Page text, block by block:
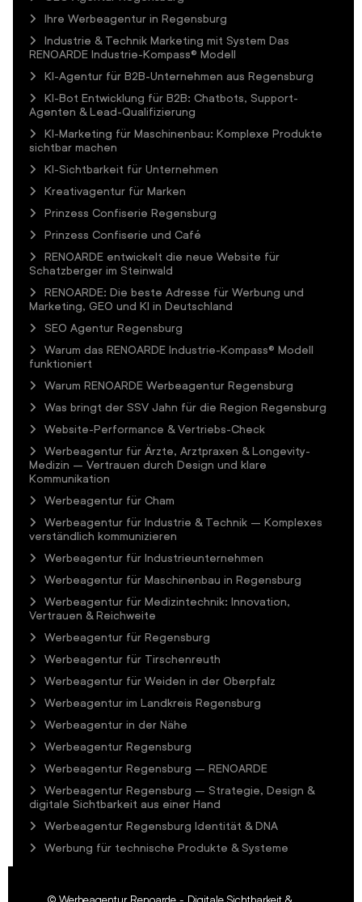
Ihre Werbeagentur in Regensburg
Industrie & Technik Marketing mit System Das
RENOARDE Industrie-Kompass® Modell
KI-Agentur für B2B-Unternehmen aus Regensburg
KI-Bot Entwicklung für B2B: Chatbots, Support-
Agenten & Lead-Qualifizierung
KI-Marketing für Maschinenbau: Komplexe Produkte
sichtbar machen
KI-Sichtbarkeit für Unternehmen
Kreativagentur für Marken
Prinzess Confiserie Regensburg
Prinzess Confiserie und Café
RENOARDE entwickelt die neue Website für
Schatzberger im Steinwald
RENOARDE: Die beste Adresse für Werbung und
Marketing, GEO und KI in Deutschland
SEO Agentur Regensburg
Warum das RENOARDE Industrie-Kompass® Modell
funktioniert
Warum RENOARDE Werbeagentur Regensburg
Was bringt der SSV Jahn für die Region Regensburg
Website-Performance & Vertriebs-Check
Werbeagentur für Ärzte, Arztpraxen & Longevity-
Medizin – Vertrauen durch Design und klare
Kommunikation
Werbeagentur für Cham
Werbeagentur für Industrie & Technik – Komplexes
verständlich kommunizieren
Werbeagentur für Industrieunternehmen
Werbeagentur für Maschinenbau in Regensburg
Werbeagentur für Medizintechnik: Innovation,
Vertrauen & Reichweite
Werbeagentur für Regensburg
Werbeagentur für Tirschenreuth
Werbeagentur für Weiden in der Oberpfalz
Werbeagentur im Landkreis Regensburg
Werbeagentur in der Nähe
Werbeagentur Regensburg
Werbeagentur Regensburg – RENOARDE
Werbeagentur Regensburg – Strategie, Design &
digitale Sichtbarkeit aus einer Hand
Werbeagentur Regensburg Identität & DNA
Werbung für technische Produkte & Systeme
© Werbeagentur Renoarde - Digitale Sichtbarkeit &